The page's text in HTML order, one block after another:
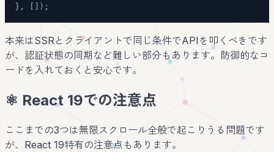
} , [ ] ) ;
本来はSSRとクライアントで同じ条件でAPIを叩くべきです
が、認証状態の同期など難しい部分もあります。防御的なコ
ードを入れておくと安心です。
⚛️ React 19での注意点
ここまでの3つは無限スクロール全般で起こりうる問題です
が、React 19特有の注意点もあります。